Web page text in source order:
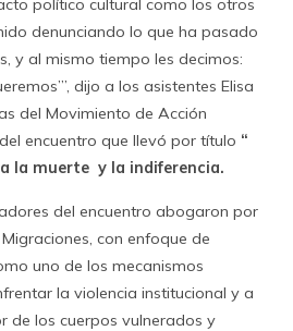
político cultural como los otros
denunciando lo que ha pasado
y al mismo tiempo les decimos:
dijo a los asistentes Elisa
del Movimiento de Acción
encuentro que llevó por título “​​​
la muerte y la indiferencia.
del encuentro abogaron por
con enfoque de
uno de los mecanismos
la violencia institucional y a
de los cuerpos vulnerados y